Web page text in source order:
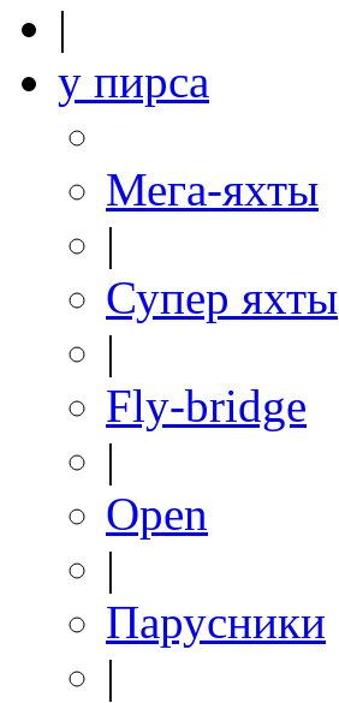
|
у пирса
Мега-яхты
|
Супер яхты
|
Fly-bridge
|
Open
|
Парусники
|